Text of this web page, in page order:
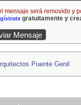
mensaje será removido y
gratuitamente y
Puente Genil